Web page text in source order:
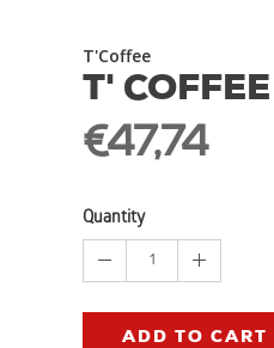
T'Coffee
T' COFFEE
€47,74
Quantity
1
ADD TO CART